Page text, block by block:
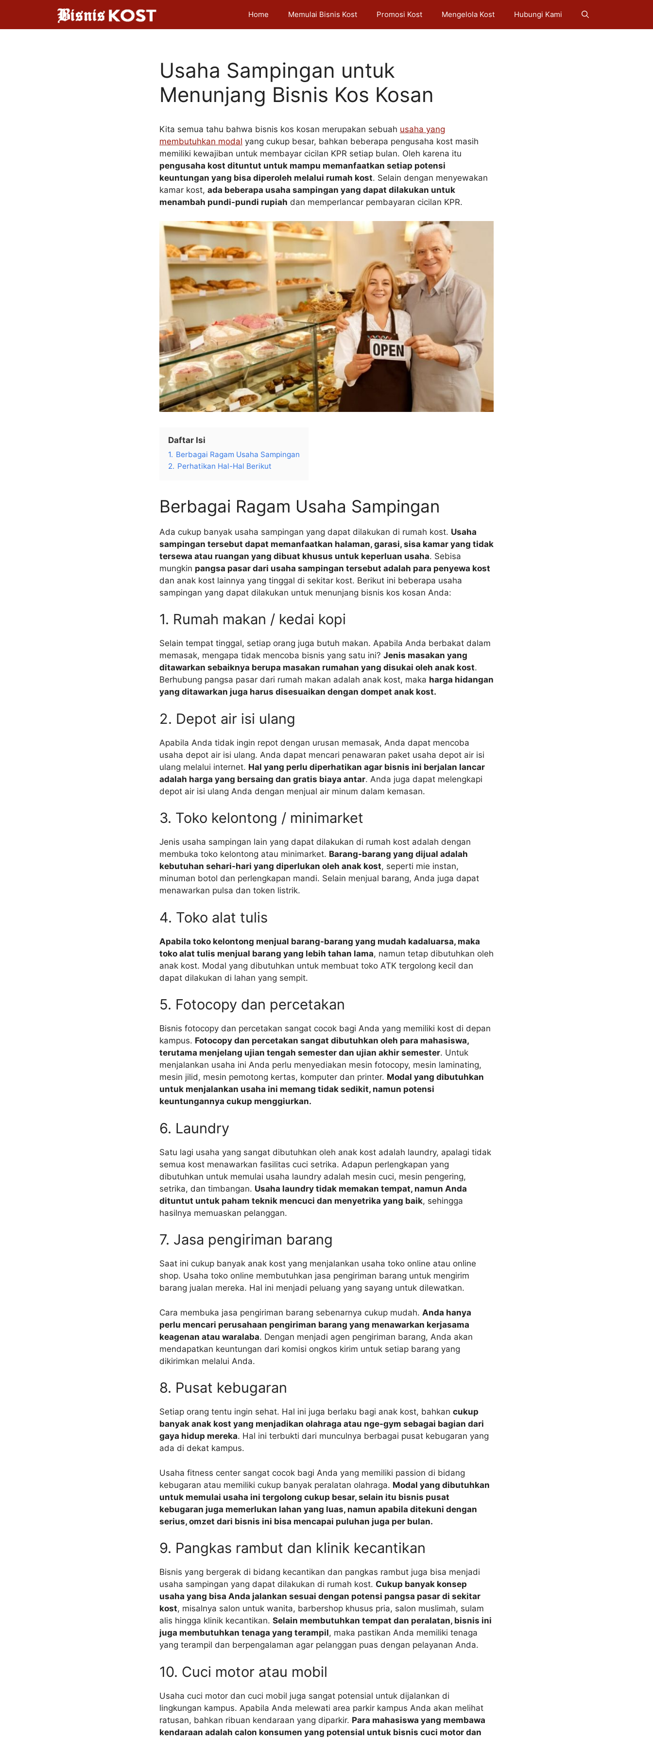
isi
Home Memulai Bisnis Kost Promosi Kost Mengelola Kost Hubungi Kami
Usaha Sampingan untuk
Menunjang Bisnis Kos Kosan
Kita semua tahu bahwa bisnis kos kosan merupakan sebuah usaha yang
membutuhkan modal yang cukup besar, bahkan beberapa pengusaha kost masih
memiliki kewajiban untuk membayar cicilan KPR setiap bulan. Oleh karena itu
pengusaha kost dituntut untuk mampu memanfaatkan setiap potensi
keuntungan yang bisa diperoleh melalui rumah kost. Selain dengan menyewakan
kamar kost, ada beberapa usaha sampingan yang dapat dilakukan untuk
menambah pundi-pundi rupiah dan memperlancar pembayaran cicilan KPR.
Daftar Isi
1. Berbagai Ragam Usaha Sampingan
2. Perhatikan Hal-Hal Berikut
Berbagai Ragam Usaha Sampingan
Ada cukup banyak usaha sampingan yang dapat dilakukan di rumah kost. Usaha
sampingan tersebut dapat memanfaatkan halaman, garasi, sisa kamar yang tidak
tersewa atau ruangan yang dibuat khusus untuk keperluan usaha. Sebisa
mungkin pangsa pasar dari usaha sampingan tersebut adalah para penyewa kost
dan anak kost lainnya yang tinggal di sekitar kost. Berikut ini beberapa usaha
sampingan yang dapat dilakukan untuk menunjang bisnis kos kosan Anda:
1. Rumah makan / kedai kopi
Selain tempat tinggal, setiap orang juga butuh makan. Apabila Anda berbakat dalam
memasak, mengapa tidak mencoba bisnis yang satu ini? Jenis masakan yang
ditawarkan sebaiknya berupa masakan rumahan yang disukai oleh anak kost.
Berhubung pangsa pasar dari rumah makan adalah anak kost, maka harga hidangan
yang ditawarkan juga harus disesuaikan dengan dompet anak kost.
2. Depot air isi ulang
Apabila Anda tidak ingin repot dengan urusan memasak, Anda dapat mencoba
usaha depot air isi ulang. Anda dapat mencari penawaran paket usaha depot air isi
ulang melalui internet. Hal yang perlu diperhatikan agar bisnis ini berjalan lancar
adalah harga yang bersaing dan gratis biaya antar. Anda juga dapat melengkapi
depot air isi ulang Anda dengan menjual air minum dalam kemasan.
3. Toko kelontong / minimarket
Jenis usaha sampingan lain yang dapat dilakukan di rumah kost adalah dengan
membuka toko kelontong atau minimarket. Barang-barang yang dijual adalah
kebutuhan sehari-hari yang diperlukan oleh anak kost, seperti mie instan,
minuman botol dan perlengkapan mandi. Selain menjual barang, Anda juga dapat
menawarkan pulsa dan token listrik.
4. Toko alat tulis
Apabila toko kelontong menjual barang-barang yang mudah kadaluarsa, maka
toko alat tulis menjual barang yang lebih tahan lama, namun tetap dibutuhkan oleh
anak kost. Modal yang dibutuhkan untuk membuat toko ATK tergolong kecil dan
dapat dilakukan di lahan yang sempit.
5. Fotocopy dan percetakan
Bisnis fotocopy dan percetakan sangat cocok bagi Anda yang memiliki kost di depan
kampus. Fotocopy dan percetakan sangat dibutuhkan oleh para mahasiswa,
terutama menjelang ujian tengah semester dan ujian akhir semester. Untuk
menjalankan usaha ini Anda perlu menyediakan mesin fotocopy, mesin laminating,
mesin jilid, mesin pemotong kertas, komputer dan printer. Modal yang dibutuhkan
untuk menjalankan usaha ini memang tidak sedikit, namun potensi
keuntungannya cukup menggiurkan.
6. Laundry
Satu lagi usaha yang sangat dibutuhkan oleh anak kost adalah laundry, apalagi tidak
semua kost menawarkan fasilitas cuci setrika. Adapun perlengkapan yang
dibutuhkan untuk memulai usaha laundry adalah mesin cuci, mesin pengering,
setrika, dan timbangan. Usaha laundry tidak memakan tempat, namun Anda
dituntut untuk paham teknik mencuci dan menyetrika yang baik, sehingga
hasilnya memuaskan pelanggan.
7. Jasa pengiriman barang
Saat ini cukup banyak anak kost yang menjalankan usaha toko online atau online
shop. Usaha toko online membutuhkan jasa pengiriman barang untuk mengirim
barang jualan mereka. Hal ini menjadi peluang yang sayang untuk dilewatkan.
Cara membuka jasa pengiriman barang sebenarnya cukup mudah. Anda hanya
perlu mencari perusahaan pengiriman barang yang menawarkan kerjasama
keagenan atau waralaba. Dengan menjadi agen pengiriman barang, Anda akan
mendapatkan keuntungan dari komisi ongkos kirim untuk setiap barang yang
dikirimkan melalui Anda.
8. Pusat kebugaran
Setiap orang tentu ingin sehat. Hal ini juga berlaku bagi anak kost, bahkan cukup
banyak anak kost yang menjadikan olahraga atau nge-gym sebagai bagian dari
gaya hidup mereka. Hal ini terbukti dari munculnya berbagai pusat kebugaran yang
ada di dekat kampus.
Usaha fitness center sangat cocok bagi Anda yang memiliki passion di bidang
kebugaran atau memiliki cukup banyak peralatan olahraga. Modal yang dibutuhkan
untuk memulai usaha ini tergolong cukup besar, selain itu bisnis pusat
kebugaran juga memerlukan lahan yang luas, namun apabila ditekuni dengan
serius, omzet dari bisnis ini bisa mencapai puluhan juga per bulan.
9. Pangkas rambut dan klinik kecantikan
Bisnis yang bergerak di bidang kecantikan dan pangkas rambut juga bisa menjadi
usaha sampingan yang dapat dilakukan di rumah kost. Cukup banyak konsep
usaha yang bisa Anda jalankan sesuai dengan potensi pangsa pasar di sekitar
kost, misalnya salon untuk wanita, barbershop khusus pria, salon muslimah, sulam
alis hingga klinik kecantikan. Selain membutuhkan tempat dan peralatan, bisnis ini
juga membutuhkan tenaga yang terampil, maka pastikan Anda memiliki tenaga
yang terampil dan berpengalaman agar pelanggan puas dengan pelayanan Anda.
10. Cuci motor atau mobil
Usaha cuci motor dan cuci mobil juga sangat potensial untuk dijalankan di
lingkungan kampus. Apabila Anda melewati area parkir kampus Anda akan melihat
ratusan, bahkan ribuan kendaraan yang diparkir. Para mahasiswa yang membawa
kendaraan adalah calon konsumen yang potensial untuk bisnis cuci motor dan